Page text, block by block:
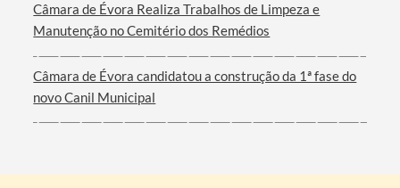
Câmara de Évora Realiza Trabalhos de Limpeza e
Manutenção no Cemitério dos Remédios
Câmara de Évora candidatou a construção da 1ª fase do
novo Canil Municipal